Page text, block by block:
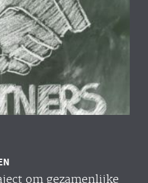
om gezamenlijke